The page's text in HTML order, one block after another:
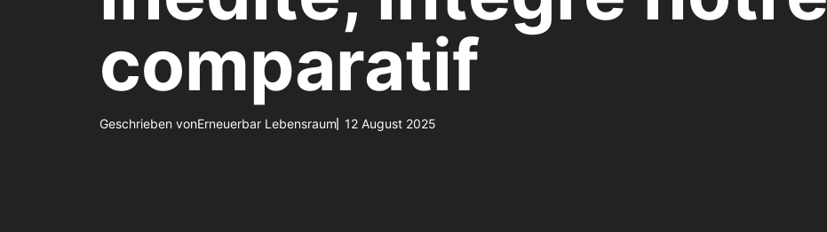
comparatif
Geschrieben vonErneuerbar Lebensraum 12 August 2025